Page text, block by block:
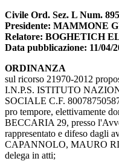
Civile Ord. Sez. L Num.
Presidente: MAMMONE
Relatore: BOGHETICH
Data pubblicazione: 11/04/
ORDINANZA
sul ricorso 21970-2012
I.N.P.S. ISTITUTO
SOCIALE C.F.
pro tempore, elettivamente
BECCARIA 29, presso
rappresentato e difeso dagli
CAPANNOLO, MAURO
delega in atti;